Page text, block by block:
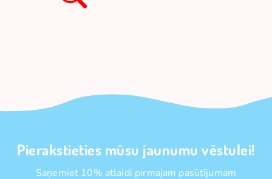
Pierakstieties mūsu jaunumu vēstulei!
Saņemiet 10% atlaidi pirmajam pasūtījumam